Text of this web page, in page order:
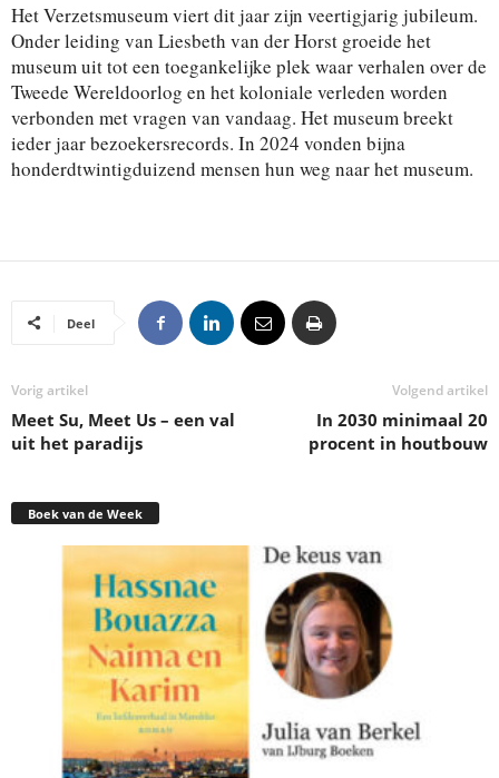
Het Verzetsmuseum viert dit jaar zijn veertigjarig jubileum.
Onder leiding van Liesbeth van der Horst groeide het
museum uit tot een toegankelijke plek waar verhalen over de
Tweede Wereldoorlog en het koloniale verleden worden
verbonden met vragen van vandaag. Het museum breekt
ieder jaar bezoekersrecords. In 2024 vonden bijna
honderdtwintigduizend mensen hun weg naar het museum.
Deel
Vorig artikel
Meet Su, Meet Us – een val
uit het paradijs
Volgend artikel
In 2030 minimaal 20
procent in houtbouw
Boek van de Week